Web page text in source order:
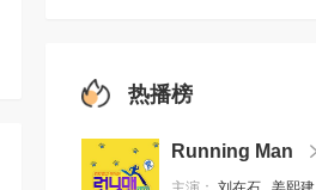
热播榜
Running Man